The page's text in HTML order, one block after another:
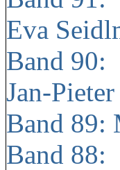
Eva
Band 90:
Jan-
Band 89:
Band 88: